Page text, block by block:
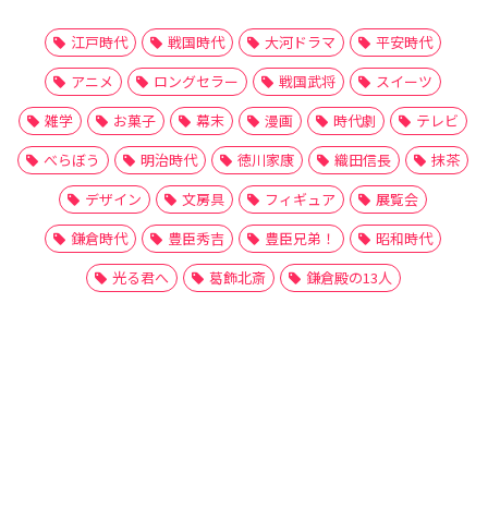
江戸時代 戦国時代 大河ドラマ
平安時代
アニメ
ロングセラー 戦国武将
スイーツ
雑学
お菓子 幕末 漫画 時代劇
テレビ
べらぼう
明治時代 徳川家康 織田信長
抹茶
デザイン
文房具 フィギュア
展覧会
鎌倉時代
豊臣秀吉 豊臣兄弟！
昭和時代
光る君へ
葛飾北斎 鎌倉殿の13人